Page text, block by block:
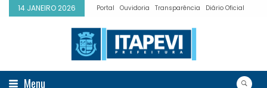
14 JANEIRO 2026 Portal Ouvidoria Transparência Diário Oficial
Menu